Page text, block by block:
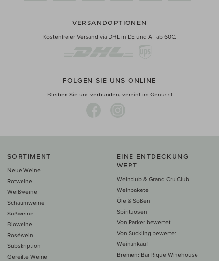
VERSANDOPTIONEN
Kostenfreier Versand via DHL in DE und AT ab 60€.
FOLGEN SIE UNS ONLINE
Bleiben Sie uns verbunden, vereint im Genuss!
SORTIMENT
Neue Weine
Rotweine
Weißweine
Schaumweine
Süßweine
Bioweine
Roséwein
Subskription
Gereifte Weine
EINE ENTDECKUNG
WERT
Weinclub & Grand Cru Club
Weinpakete
Öle & Soßen
Spirituosen
Von Parker bewertet
Von Suckling bewertet
Weinankauf
Bremen: Bar Rique Winehouse